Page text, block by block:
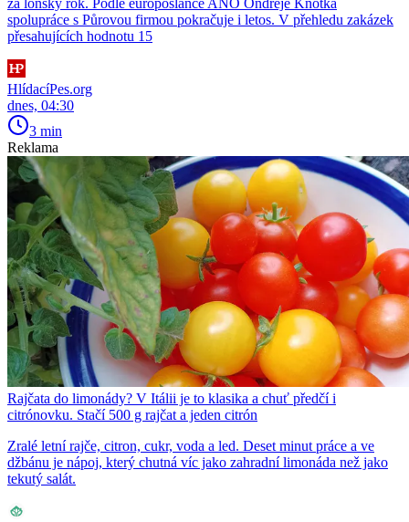
za loňský rok. Podle europoslance ANO Ondřeje Knotka
spolupráce s Půrovou firmou pokračuje i letos. V přehledu zakázek
přesahujících hodnotu 15
HlídacíPes.org
dnes, 04:30
3 min
Reklama
Rajčata do limonády? V Itálii je to klasika a chuť předčí i
citrónovku. Stačí 500 g rajčat a jeden citrón
Zralé letní rajče, citron, cukr, voda a led. Deset minut práce a ve
džbánu je nápoj, který chutná víc jako zahradní limonáda než jako
tekutý salát.